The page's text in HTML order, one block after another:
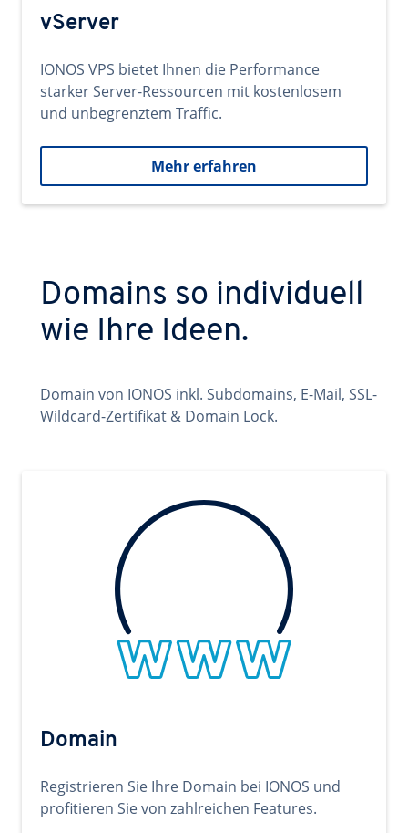
vServer
IONOS VPS bietet Ihnen die Performance
starker Server-Ressourcen mit kostenlosem
und unbegrenztem Traffic.
Mehr erfahren
Domains so individuell
wie Ihre Ideen.
Domain von IONOS inkl. Subdomains, E-Mail, SSL-
Wildcard-Zertifikat & Domain Lock.
Domain
Registrieren Sie Ihre Domain bei IONOS und
profitieren Sie von zahlreichen Features.